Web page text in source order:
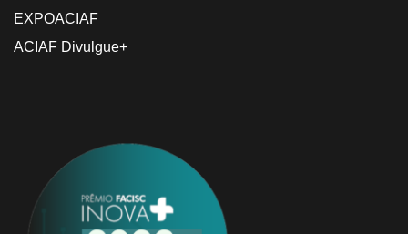
EXPOACIAF
ACIAF Divulgue+